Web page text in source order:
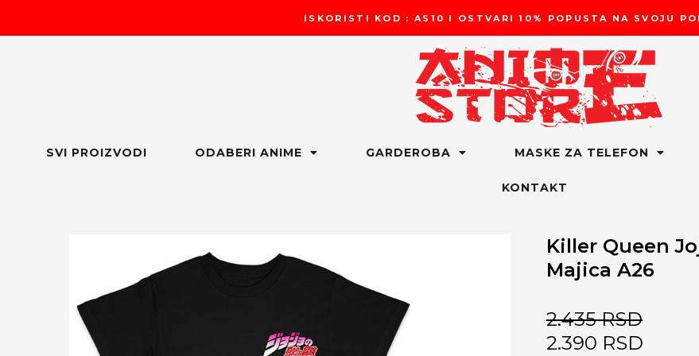
ISKORISTI KOD : AS10 I OSTVARI 10% POPUSTA NA SVOJU
SVI PROIZVODI ODABERI ANIME GARDEROBA MASKE ZA TELEFON
KONTAKT
Killer Queen
Majica A26
2.435RSD
2.390 RSD